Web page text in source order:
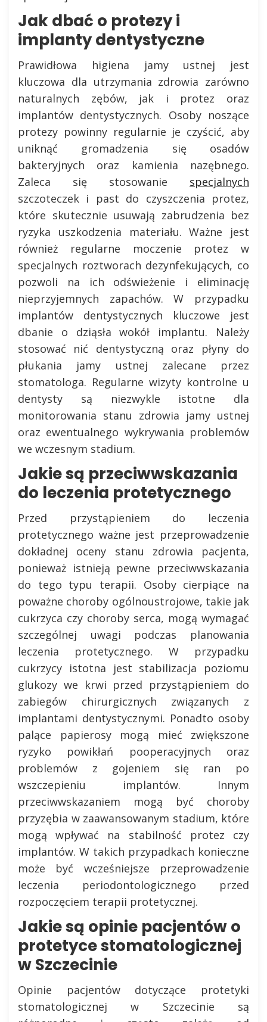
Jak dbać o protezy i
implanty dentystyczne
Prawidłowa higiena jamy ustnej jest
kluczowa dla utrzymania zdrowia zarówno
naturalnych zębów, jak i protez oraz
implantów dentystycznych. Osoby noszące
protezy powinny regularnie je czyścić, aby
uniknąć gromadzenia się osadów
bakteryjnych oraz kamienia nazębnego.
Zaleca się stosowanie specjalnych
szczoteczek i past do czyszczenia protez,
które skutecznie usuwają zabrudzenia bez
ryzyka uszkodzenia materiału. Ważne jest
również regularne moczenie protez w
specjalnych roztworach dezynfekujących, co
pozwoli na ich odświeżenie i eliminację
nieprzyjemnych zapachów. W przypadku
implantów dentystycznych kluczowe jest
dbanie o dziąsła wokół implantu. Należy
stosować nić dentystyczną oraz płyny do
płukania jamy ustnej zalecane przez
stomatologa. Regularne wizyty kontrolne u
dentysty są niezwykle istotne dla
monitorowania stanu zdrowia jamy ustnej
oraz ewentualnego wykrywania problemów
we wczesnym stadium.
Jakie są przeciwwskazania
do leczenia protetycznego
Przed przystąpieniem do leczenia
protetycznego ważne jest przeprowadzenie
dokładnej oceny stanu zdrowia pacjenta,
ponieważ istnieją pewne przeciwwskazania
do tego typu terapii. Osoby cierpiące na
poważne choroby ogólnoustrojowe, takie jak
cukrzyca czy choroby serca, mogą wymagać
szczególnej uwagi podczas planowania
leczenia protetycznego. W przypadku
cukrzycy istotna jest stabilizacja poziomu
glukozy we krwi przed przystąpieniem do
zabiegów chirurgicznych związanych z
implantami dentystycznymi. Ponadto osoby
palące papierosy mogą mieć zwiększone
ryzyko powikłań pooperacyjnych oraz
problemów z gojeniem się ran po
wszczepieniu implantów. Innym
przeciwwskazaniem mogą być choroby
przyzębia w zaawansowanym stadium, które
mogą wpływać na stabilność protez czy
implantów. W takich przypadkach konieczne
może być wcześniejsze przeprowadzenie
leczenia periodontologicznego przed
rozpoczęciem terapii protetycznej.
Jakie są opinie pacjentów o
protetyce stomatologicznej
w Szczecinie
Opinie pacjentów dotyczące protetyki
stomatologicznej w Szczecinie są